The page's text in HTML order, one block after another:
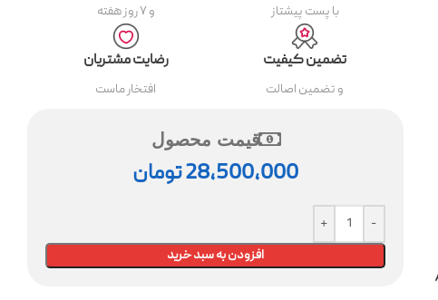
با پست پیشتاز و ۷ روز هفته
تضمین کیفیت
و تضمین اصالت
رضایت مشتریان
افتخار ماست
قیمت محصول
28,500,000تومان
افزودن به سبد خرید